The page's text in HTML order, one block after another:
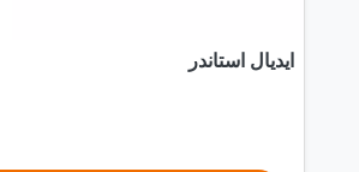
ايديال استاندر